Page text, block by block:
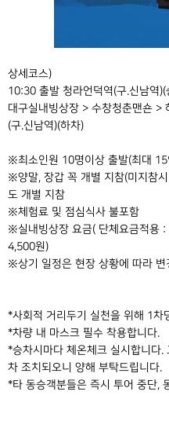
상세코스)
10:30 출발 청라언덕역(구.신남역
대구실내빙상장 > 수창청춘맨숀 >
(구.신남역)(하차)
※최소인원 10명이상 출발(최대 15
※양말, 장갑 꼭 개별 지참(미지참
도 개별 지참
※체험료 및 점심식사 불포함
※실내빙상장 요금( 단체요금적용
4,500원)
※상기 일정은 현장 상황에 따라 변
*사회적 거리두기 실천을 위해 1차
*차량 내 마스크 필수 착용합니다.
*승차시마다 체온체크 실시합니다
차 조치되오니 양해 부탁드립니다.
*타 동승객분들은 즉시 투어 중단,